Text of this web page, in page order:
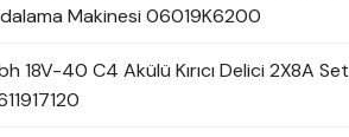
Makinesi 06019K6200
18V-40 C4 Akülü Kırıcı Delici 2X8A Set